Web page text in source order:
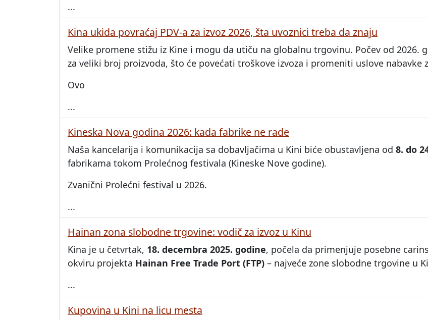
...
Kina ukida povraćaj PDV-a za izvoz 2026, šta uvoznici treba da znaju
Velike promene stižu iz Kine i mogu da utiču na globalnu trgovinu. Počev od 2026.
za veliki broj proizvoda, što će povećati troškove izvoza i promeniti uslove nabavke
Ovo
...
Kineska Nova godina 2026: kada fabrike ne rade
Naša kancelarija i komunikacija sa dobavljačima u Kini biće obustavljena od 8. do
fabrikama tokom Prolećnog festivala (Kineske Nove godine).
Zvanični Prolećni festival u 2026.
...
Hainan zona slobodne trgovine: vodič za izvoz u Kinu
Kina je u četvrtak, 18. decembra 2025. godine, počela da primenjuje posebne
okviru projekta Hainan Free Trade Port (FTP) – najveće zone slobodne trgovine u
...
Kupovina u Kini na licu mesta